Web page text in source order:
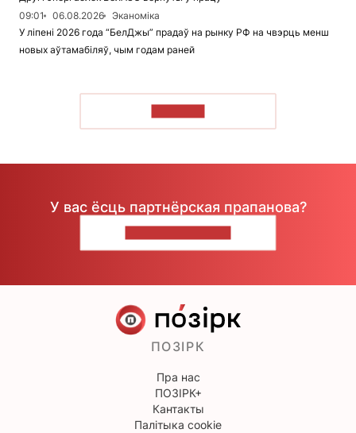
09:01
06.08.2026
Эканоміка
У ліпені 2026 года “БелДжы” прадаў на рынку РФ на чвэрць менш
новых аўтамабіляў, чым годам раней
У вас ёсць партнёрская прапанова?
ПОЗІРК
Пра нас
ПОЗІРК+
Кантакты
Палітыка cookie